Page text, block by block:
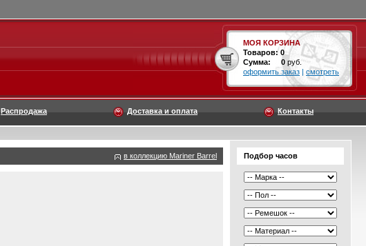
МОЯ КОРЗИНА
Товаров: 0
Сумма:
0 руб.
оформить заказ | смотреть
Распродажа Доставка и оплата Контакты
в коллекцию Mariner Barrel Подбор часов